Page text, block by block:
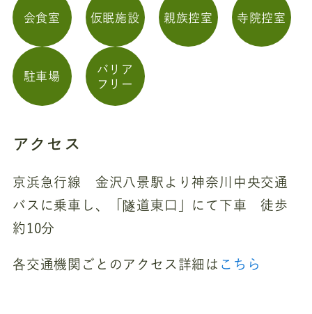
会食室 仮眠施設 親族控室 寺院控室
駐車場
バリア
フリー
アクセス
京浜急行線 金沢八景駅より神奈川中央交通
バスに乗車し、「隧道東口」にて下車 徒歩
約10分
各交通機関ごとのアクセス詳細は こちら